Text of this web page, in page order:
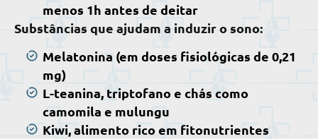
menos 1h antes de deitar
Substâncias que ajudam a induzir o sono:
Melatonina (em doses fisiológicas de 0,21
mg)
L-teanina, triptofano e chás como
camomila e mulungu
Kiwi, alimento rico em fitonutrientes